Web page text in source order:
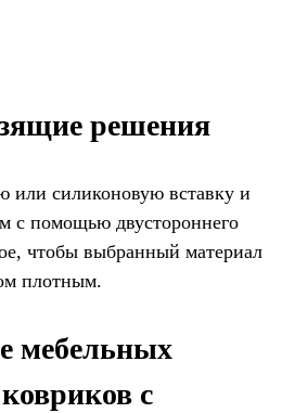
решения
или силиконовую вставку и
с помощью двустороннего
чтобы выбранный материал
плотным.
мебельных
с